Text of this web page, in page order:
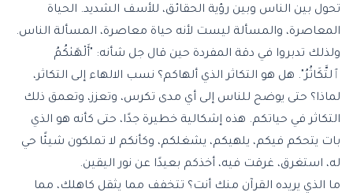
تحول بين الناس وبين رؤية الحقائق، للأسف الشديد. الحياة
المعاصرة، والمسألة ليست لأنه حياة معاصرة، المسألة الناس.
ولذلك تدبروا في دقة المفردة حين قال جل شأنه: "أَلْهَىٰكُمُ
ٱلتَّكَاثُرُ". هل هو التكاثر الذي ألهاكم؟ نسب الالهاء إلى التكاثر،
لماذا؟ حتى يوضح للناس إلى أي مدى تكرس، وتعزز، وتعمق ذلك
التكاثر في حياتكم. هذه إشكالية خطيرة جدًا، حتى كأنه هو الذي
بات يتحكم فيكم، يلهيكم، يشغلكم، وكأنكم لا تملكون شيئًا حي
له، استغرق، غرقت فيه، أخذكم بعيدًا عن نور اليقين.
ما الذي يريده القرآن منك أنت؟ تتخفف مما يثقل كاهلك، مما